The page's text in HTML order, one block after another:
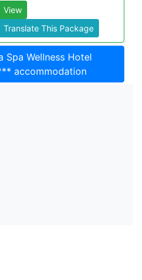
View
Translate This Package
Wellness Hotel
accommodation